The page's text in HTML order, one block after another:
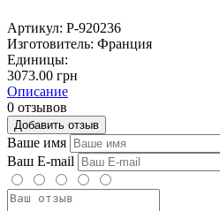
Артикул: P-920236
Изготовитель: Франция
Единицы:
3073.00 грн
Описание
0 отзывов
Добавить отзыв
Ваше имя
Ваш E-mail